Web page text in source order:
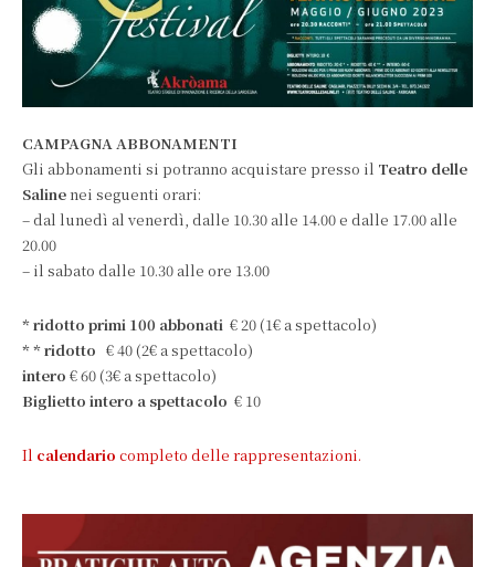
CAMPAGNA ABBONAMENTI
Gli abbonamenti si potranno acquistare presso il Teatro delle
Salinenei seguenti orari:
– dal lunedì al venerdì, dalle 10.30 alle 14.00 e dalle 17.00 alle
20.00
– il sabato dalle 10.30 alle ore 13.00
* ridotto primi 100 abbonati € 20 (1€ a spettacolo)
* * ridotto € 40 (2€ a spettacolo)
intero € 60 (3€ a spettacolo)
Biglietto intero a spettacolo € 10
Il calendario completo delle rappresentazioni.